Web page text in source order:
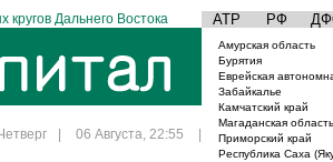
кругов Дальнего Востока АТР РФ
| 06 Августа, 22:55 |
Амурская область
Бурятия
Еврейская
Забайкалье
Камчатский край
Магаданская область
Приморский край
Республика Саха